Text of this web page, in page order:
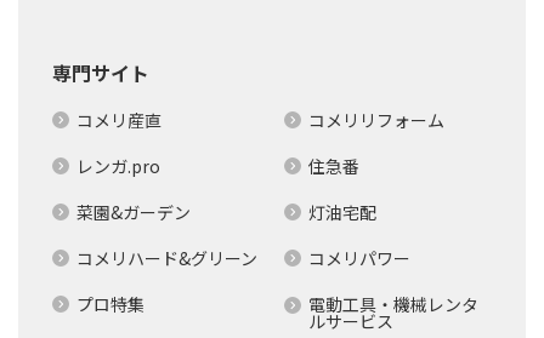
専門サイト
コメリ産直
コメリリフォーム
レンガ.pro
住急番
菜園&ガーデン
灯油宅配
コメリハード&グリーン
コメリパワー
プロ特集
電動工具・機械レンタ
ルサービス